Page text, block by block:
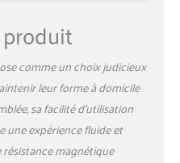
comme un choix judicieux
leur forme à domicile
sa facilité d’utilisation
une expérience fluide et
résistance magnétique